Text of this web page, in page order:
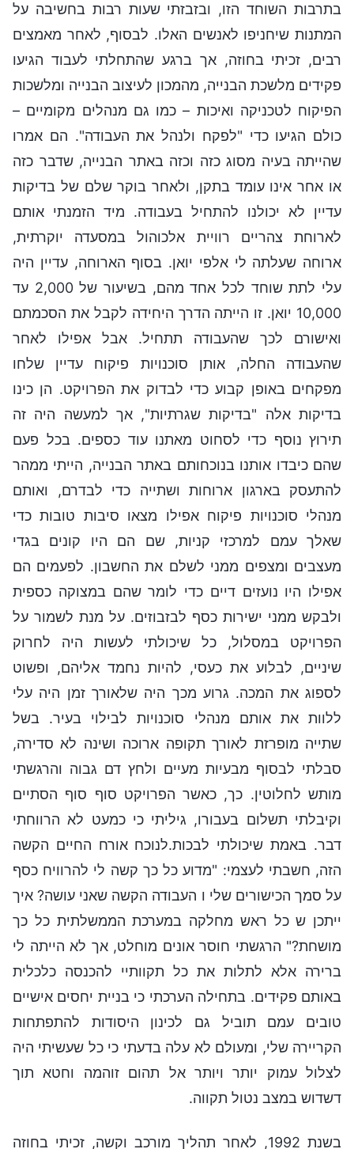
בתרבות השוחד הזו, ובזבזתי שעות רבות בחשיבה על
המתנות שיחניפו לאנשים האלו. לבסוף, לאחר מאמצים
רבים, זכיתי בחוזה, אך ברגע שהתחלתי לעבוד הגיעו
פקידים מלשכת הבנייה, מהמכון לעיצוב הבנייה ומלשכות
הפיקוח לטכניקה ואיכות – כמו גם מנהלים מקומיים –
כולם הגיעו כדי "לפקח ולנהל את העבודה". הם אמרו
שהייתה בעיה מסוג כזה וכזה באתר הבנייה, שדבר כזה
או אחר אינו עומד בתקן, ולאחר בוקר שלם של בדיקות
עדיין לא יכולנו להתחיל בעבודה. מיד הזמנתי אותם
לארוחת צהריים רוויית אלכוהול במסעדה יוקרתית,
ארוחה שעלתה לי אלפי יואן. בסוף הארוחה, עדיין היה
עלי לתת שוחד לכל אחד מהם, בשיעור של 2,000 עד
10,000 יואן. זו הייתה הדרך היחידה לקבל את הסכמתם
ואישורם לכך שהעבודה תתחיל. אבל אפילו לאחר
שהעבודה החלה, אותן סוכנויות פיקוח עדיין שלחו
מפקחים באופן קבוע כדי לבדוק את הפרויקט. הן כינו
בדיקות אלה "בדיקות שגרתיות", אך למעשה היה זה
תירוץ נוסף כדי לסחוט מאתנו עוד כספים. בכל פעם
שהם כיבדו אותנו בנוכחותם באתר הבנייה, הייתי ממהר
להתעסק בארגון ארוחות ושתייה כדי לבדרם, ואותם
מנהלי סוכנויות פיקוח אפילו מצאו סיבות טובות כדי
שאלך עמם למרכזי קניות, שם הם היו קונים בגדי
מעצבים ומצפים ממני לשלם את החשבון. לפעמים הם
אפילו היו נועזים דיים כדי לומר שהם במצוקה כספית
ולבקש ממני ישירות כסף לבזבוזים. על מנת לשמור על
הפרויקט במסלול, כל שיכולתי לעשות היה לחרוק
שיניים, לבלוע את כעסי, להיות נחמד אליהם, ופשוט
לספוג את המכה. גרוע מכך היה שלאורך זמן היה עלי
ללוות את אותם מנהלי סוכנויות לבילוי בעיר. בשל
שתייה מופרזת לאורך תקופה ארוכה ושינה לא סדירה,
סבלתי לבסוף מבעיות מעיים ולחץ דם גבוה והרגשתי
מותש לחלוטין. כך, כאשר הפרויקט סוף סוף הסתיים
וקיבלתי תשלום בעבורו, גיליתי כי כמעט לא הרווחתי
דבר. באמת שיכולתי לבכות.לנוכח אורח החיים הקשה
הזה, חשבתי לעצמי: "מדוע כל כך קשה לי להרוויח כסף
על סמך הכישורים שלי ו העבודה הקשה שאני עושה? איך
ייתכן ש כל ראש מחלקה במערכת הממשלתית כל כך
מושחת?" הרגשתי חוסר אונים מוחלט, אך לא הייתה לי
ברירה אלא לתלות את כל תקוותיי להכנסה כלכלית
באותם פקידים. בתחילה הערכתי כי בניית יחסים אישיים
טובים עמם תוביל גם לכינון היסודות להתפתחות
הקריירה שלי, ומעולם לא עלה בדעתי כי כל שעשיתי היה
לצלול עמוק יותר ויותר אל תהום זוהמה וחטא תוך
דשדוש במצב נטול תקווה.
בשנת 1992, לאחר תהליך מורכב וקשה, זכיתי בחוזה